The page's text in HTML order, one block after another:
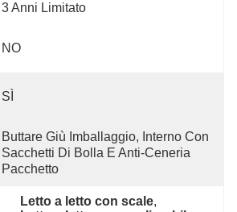
3 Anni Limitato
NO
SÌ
Buttare Giù Imballaggio, Interno Con
Sacchetti Di Bolla E Anti-Ceneria
Pacchetto
Letto a letto con scale,